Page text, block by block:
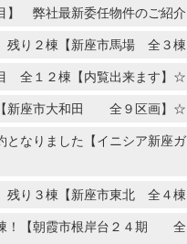
】 弊社最新委任物件のご紹
り２棟【新座市馬場 全３
全１２棟【内覧出来ます】☆
新座市大和田 全９区画】☆
なりました【イニシア新座
り３棟【新座市東北 全４
【朝霞市根岸台２４期 全